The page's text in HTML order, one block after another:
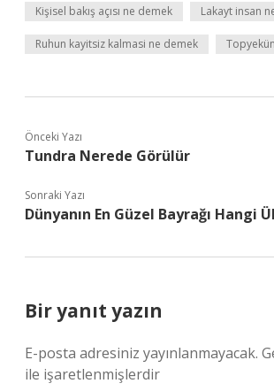
Kişisel bakış açısı ne demek Lakayt insan
Ruhun kayitsiz kalmasi ne demek
Önceki Yazı
Tundra Nerede Görülür
Sonraki Yazı
Dünyanın En Güzel Bayrağı Hangi
Bir yanıt yazın
E-posta adresiniz yayınlanmayacak.
ile işaretlenmişlerdir